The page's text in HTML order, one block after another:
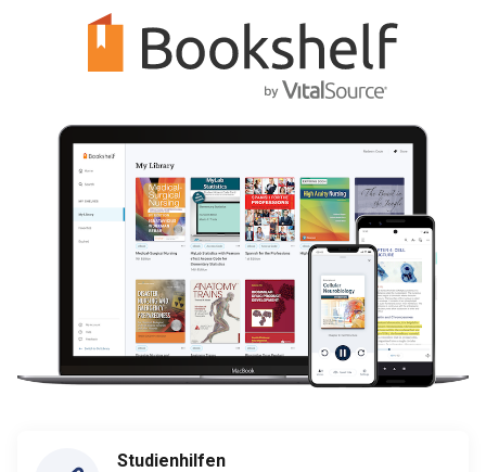
Studienhilfen